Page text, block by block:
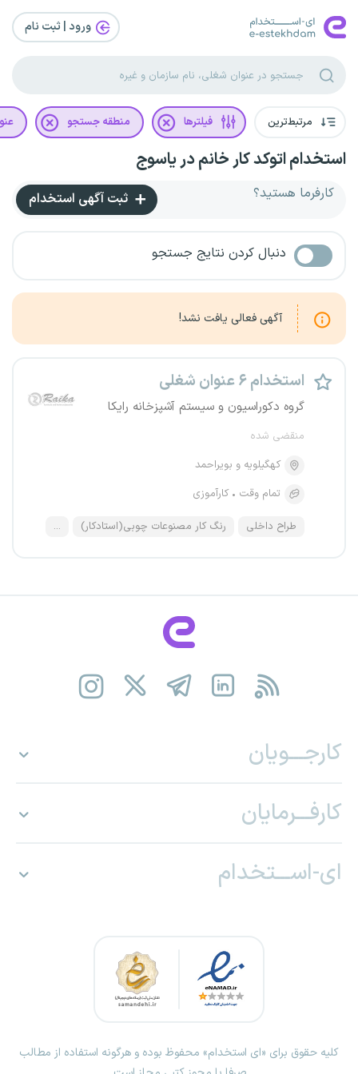
ورود | ثبت‌ نام
مرتبط‌ترین فیلترها منطقه جستجو
استخدام اتوکد کار خانم در یاسوج
کارفرما هستید؟ ثبت آگهی استخدام
دنبال کردن نتایج جستجو
آگهی فعالی یافت نشد!
استخدام ۶ عنوان شغلی
گروه دکوراسیون و سیستم آشپزخانه رایکا
منقضی شده
کهگیلویه و بویراحمد
تمام وقت
کارآموزی
طراح داخلی رنگ کار مصنوعات چوبی(استادکار) ...
کارجـــویان
کارفـــرمایان
ای-اســـتخدام
کلیه حقوق برای «ای استخدام» محفوظ بوده و هرگونه استفاده از مطالب